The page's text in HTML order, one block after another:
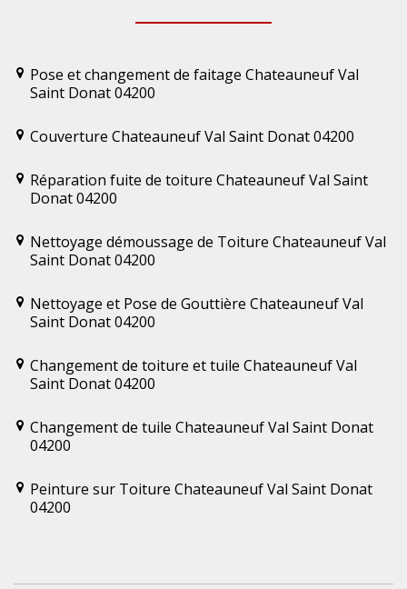
Pose et changement de faitage Chateauneuf Val
Saint Donat 04200
Couverture Chateauneuf Val Saint Donat 04200
Réparation fuite de toiture Chateauneuf Val Saint
Donat 04200
Nettoyage démoussage de Toiture Chateauneuf Val
Saint Donat 04200
Nettoyage et Pose de Gouttière Chateauneuf Val
Saint Donat 04200
Changement de toiture et tuile Chateauneuf Val
Saint Donat 04200
Changement de tuile Chateauneuf Val Saint Donat
04200
Peinture sur Toiture Chateauneuf Val Saint Donat
04200